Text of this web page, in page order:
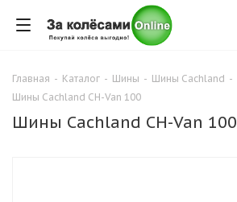
Главная - Каталог - Шины - Шины Cachland -
Шины Cachland CH-Van 100
Шины Cachland CH-Van 100